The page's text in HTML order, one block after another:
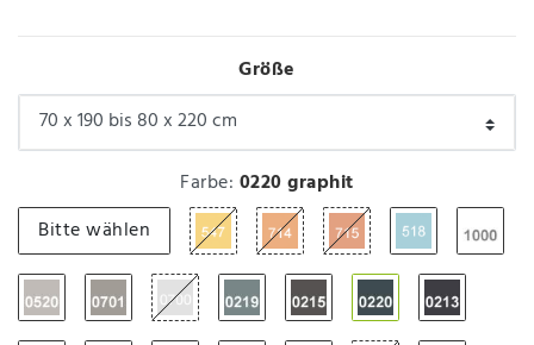
Größe
Farbe: 0220 graphit
Bitte wählen